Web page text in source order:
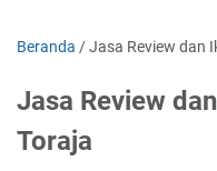
Beranda /Jasa Review dan
Jasa Review
Toraja